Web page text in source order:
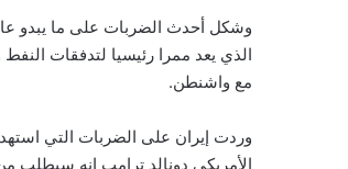
وشكل أحدث الضربات على ما يبدو
الذي يعد ممرا رئيسيا لتدفقات
مع واشنطن.
وردت إيران على الضربات التي
الأمريكي دونالد ترامب إنه سيطلب